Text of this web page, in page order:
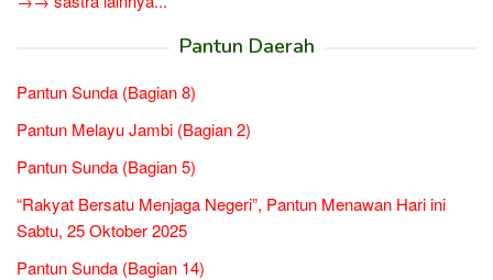
Pantun Daerah
Pantun Sunda (Bagian 8)
Pantun Melayu Jambi (Bagian 2)
Pantun Sunda (Bagian 5)
“Rakyat Bersatu Menjaga Negeri”, Pantun Menawan Hari ini
Sabtu, 25 Oktober 2025
Pantun Sunda (Bagian 14)